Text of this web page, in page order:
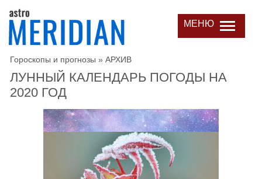
МЕНЮ
Гороскопы и прогнозы » АРХИВ
ЛУННЫЙ КАЛЕНДАРЬ ПОГОДЫ НА
2020 ГОД